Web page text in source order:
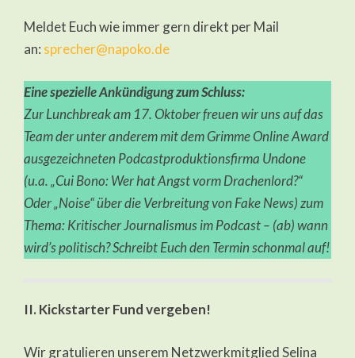
Meldet Euch wie immer gern direkt per Mail
an: sprecher@napoko.de
Eine spezielle Ankündigung zum Schluss:
Zur Lunchbreak am 17. Oktober freuen wir uns auf das
Team der unter anderem mit dem Grimme Online Award
ausgezeichneten Podcastproduktionsfirma Undone
(u.a. „Cui Bono: Wer hat Angst vorm Drachenlord?“
Oder „Noise“ über die Verbreitung von Fake News) zum
Thema: Kritischer Journalismus im Podcast – (ab) wann
wird’s politisch? Schreibt Euch den Termin schonmal auf!
II. Kickstarter Fund vergeben!
Wir gratulieren unserem Netzwerkmitglied Selina